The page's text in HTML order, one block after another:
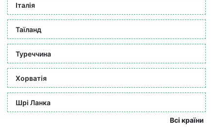
Італія
Таїланд
Туреччина
Хорватія
Шрі Ланка
Всі країни